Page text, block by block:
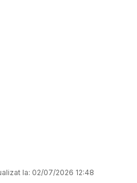
la: 02/07/2026 12:48